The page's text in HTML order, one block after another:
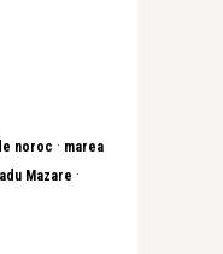
noroc · marea
Mazare ·